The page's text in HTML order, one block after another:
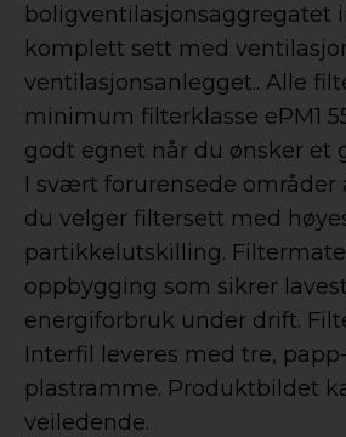
boligventilasjonsaggregatet
komplett sett med
ventilasjonsanlegget.. Alle
minimum filterklasse ePM1
godt egnet når du ønsker et
I svært forurensede områder
du velger filtersett med
partikkelutskilling.
oppbygging som sikrer
energiforbruk under drift.
Interfil leveres med tre,
plastramme. Produktbildet
veiledende.